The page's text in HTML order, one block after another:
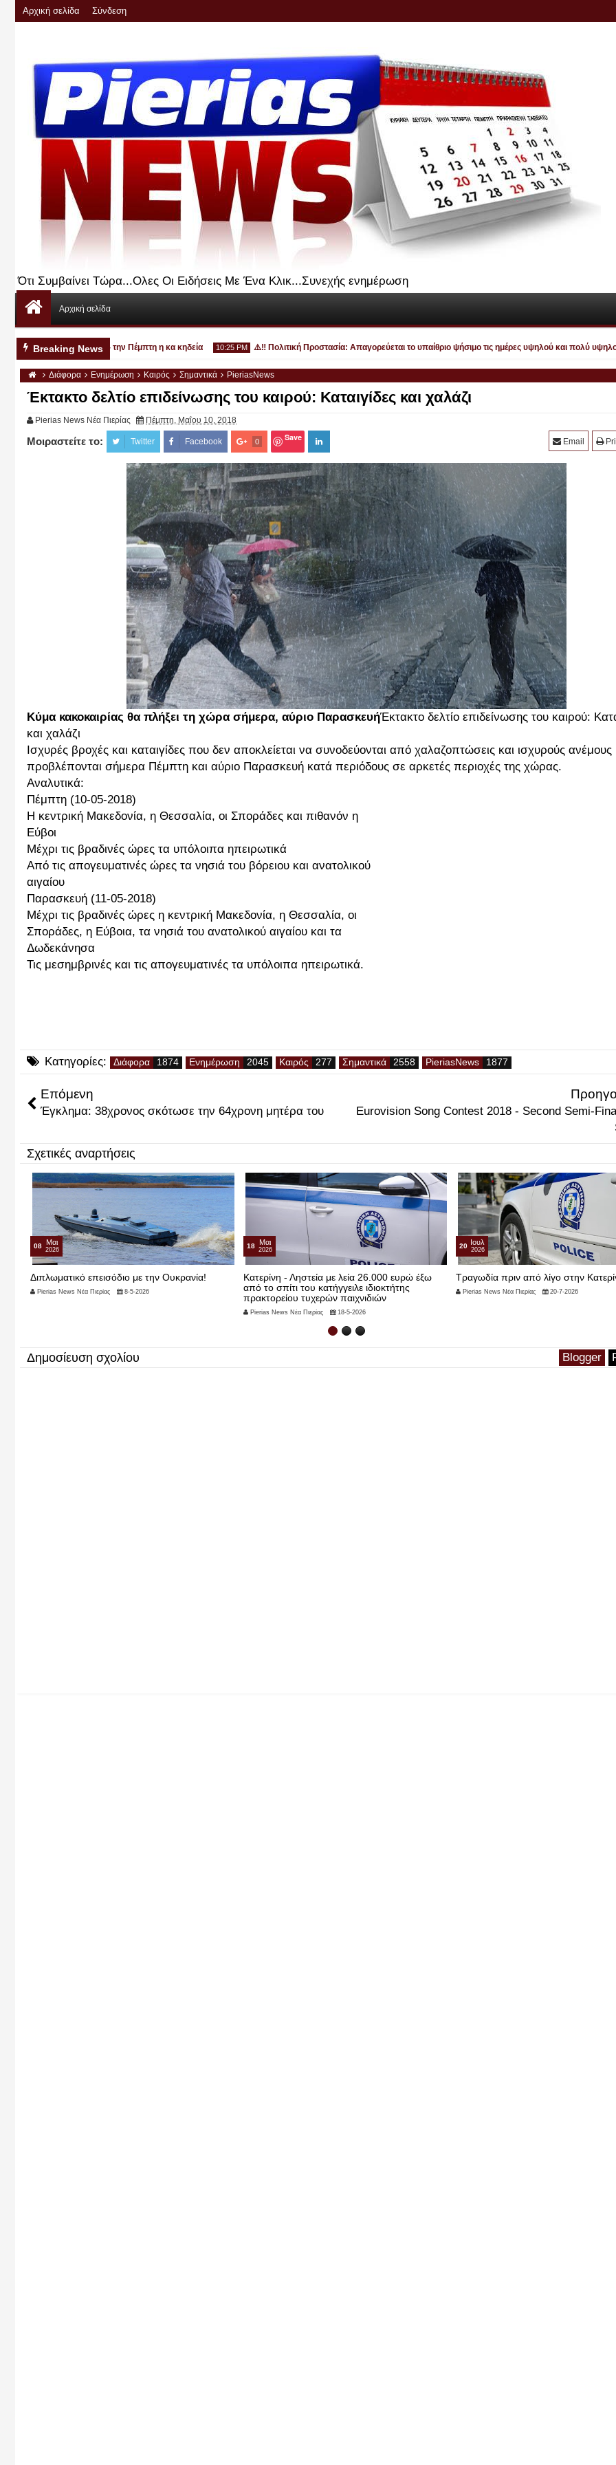
Αρχική σελίδα Σύνδεση
Ότι Συμβαίνει Τώρα...Ολες Οι Ειδήσεις Με Ένα Κλικ...Συνεχής ενημέρωση
Αρχική σελίδα
Breaking News
στην Κατερίνη - την Πέμπτη η κα κηδεία 10:25 PM
03 Αυγ
⚠️‼️ Πολιτική Προστασία: Απαγορεύεται το υπαίθριο ψήσιμο τις ημέρες υψηλού και πολύ υψηλού
Διάφορα Ενημέρωση Καιρός Σημαντικά PieriasNews
Έκτακτο δελτίο επιδείνωσης του καιρού: Καταιγίδες και χαλάζι
Pierias News Νέα Πιερίας Πέμπτη, Μαΐου 10, 2018
Μοιραστείτε το: Twitter Facebook 0 Save Email
Κύμα κακοκαιρίας θα πλήξει τη χώρα σήμερα, αύριο ΠαρασκευήΈκτακτο δελτίο επιδείνωσης του καιρού:
και χαλάζι
Ισχυρές βροχές και καταιγίδες που δεν αποκλείεται να συνοδεύονται από χαλαζοπτώσεις και ισχυρούς ανέμους
προβλέπονται σήμερα Πέμπτη και αύριο Παρασκευή κατά περιόδους σε αρκετές περιοχές της χώρας.
Αναλυτικά:
Πέμπτη (10-05-2018)
Η κεντρική Μακεδονία, η Θεσσαλία, οι Σποράδες και πιθανόν η
Εύβοι
Μέχρι τις βραδινές ώρες τα υπόλοιπα ηπειρωτικά
Από τις απογευματινές ώρες τα νησιά του βόρειου και ανατολικού
αιγαίου
Παρασκευή (11-05-2018)
Μέχρι τις βραδινές ώρες η κεντρική Μακεδονία, η Θεσσαλία, οι
Σποράδες, η Εύβοια, τα νησιά του ανατολικού αιγαίου και τα
Δωδεκάνησα
Τις μεσημβρινές και τις απογευματινές τα υπόλοιπα ηπειρωτικά.
Κατηγορίες: Διάφορα Ενημέρωση Καιρός Σημαντικά PieriasNews
Επόμενη
Έγκλημα: 38χρονος σκότωσε την 64χρονη μητέρα του
Eurovision Song Contest 2018 - Second Semi-
Σχετικές αναρτήσεις
08 Μαι
2026
Διπλωματικό επεισόδιο με την Ουκρανία!
Pierias News Νέα Πιερίας 8-5-2026
18 Μαι
2026
Κατερίνη - Ληστεία με λεία 26.000 ευρώ έξω
από το σπίτι του κατήγγειλε ιδιοκτήτης
πρακτορείου τυχερών παιχνιδιών
Pierias News Νέα Πιερίας 18-5-2026
20 Ιουλ
2026
Τραγωδία πριν από λίγο στην
Pierias News Νέα Πιερίας 20-7-2026
Δημοσίευση σχολίου Blogger